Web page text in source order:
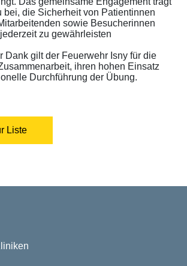
bei, die Sicherheit von Patientinnen
sowie Besucherinnen
zu gewährleisten
Dank gilt der Feuerwehr Isny für die
ihren hohen Einsatz
Durchführung der Übung.
Liste